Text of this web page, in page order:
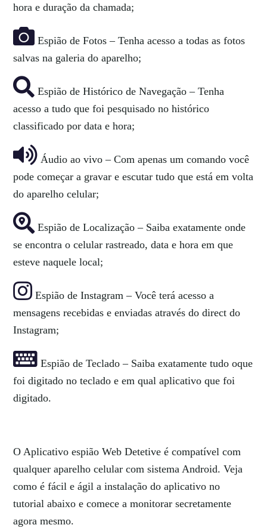
hora e duração da chamada;
Espião de Fotos – Tenha acesso a todas as fotos
salvas na galeria do aparelho;
Espião de Histórico de Navegação – Tenha
acesso a tudo que foi pesquisado no histórico
classificado por data e hora;
Áudio ao vivo – Com apenas um comando você
pode começar a gravar e escutar tudo que está em volta
do aparelho celular;
Espião de Localização – Saiba exatamente onde
se encontra o celular rastreado, data e hora em que
esteve naquele local;
Espião de Instagram – Você terá acesso a
mensagens recebidas e enviadas através do direct do
Instagram;
Espião de Teclado – Saiba exatamente tudo oque
foi digitado no teclado e em qual aplicativo que foi
digitado.
O Aplicativo espião Web Detetive é compatível com
qualquer aparelho celular com sistema Android. Veja
como é fácil e ágil a instalação do aplicativo no
tutorial abaixo e comece a monitorar secretamente
agora mesmo.